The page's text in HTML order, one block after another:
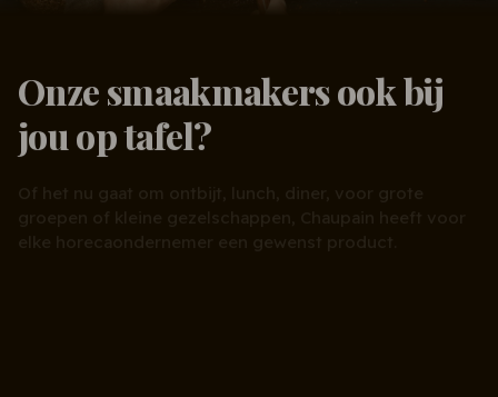
Onze smaakmakers ook bij
jou op tafel?